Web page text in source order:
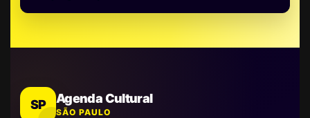
SP Agenda Cultural
SÃO PAULO